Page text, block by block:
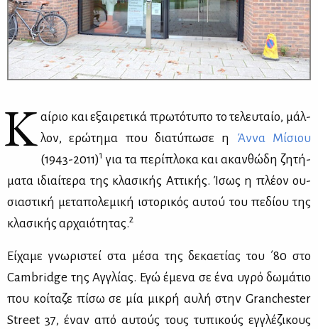
Κ αί­ριο και εξαι­ρε­τι­κά πρω­τό­τυ­πο το τε­λευ­ταίο, μάλ­
λον, ερώ­τη­μα που δια­τύ­πω­σε η Άν­να Μί­σιου
(1943-2011)1 για τα πε­ρί­πλο­κα και ακαν­θώ­δη ζη­τή­
μα­τα ιδιαί­τε­ρα της κλα­σι­κής Ατ­τι­κής. Ίσως η πλέ­ον ου­
σια­στι­κή με­τα­πο­λε­μι­κή ιστο­ρι­κός αυ­τού του πε­δί­ου της
κλα­σι­κής αρ­χαιό­τη­τας.2
Εί­χα­με γνω­ρι­στεί στα μέ­σα της δε­κα­ε­τί­ας του ΄80 στο
Cambridge της Αγ­γλί­ας. Εγώ έμε­να σε ένα υγρό δω­μά­τιο
που κοί­τα­ζε πί­σω σε μία μι­κρή αυ­λή στην Granchester
Street 37, έναν από αυ­τούς τους τυ­πι­κούς εγ­γλέ­ζι­κους